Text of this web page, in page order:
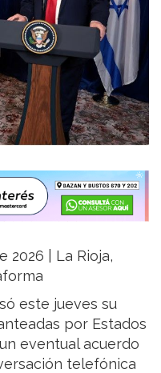
2026 | La Rioja,
este jueves su
por Estados
eventual acuerdo
telefónica